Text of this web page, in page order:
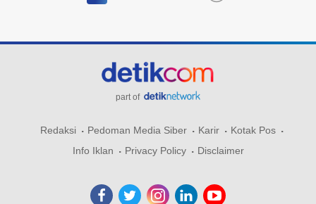
part of
Redaksi Pedoman Media Siber Karir
Kotak Pos
Info Iklan
Privacy Policy Disclaimer